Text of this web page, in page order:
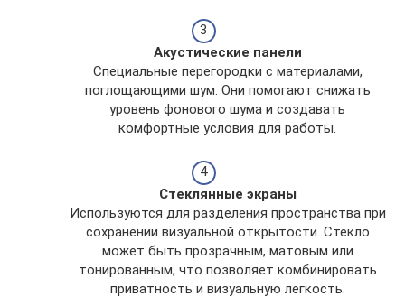
Акустические панели
Специальные перегородки с материалами,
поглощающими шум. Они помогают снижать
уровень фонового шума и создавать
комфортные условия для работы.
Стеклянные экраны
Используются для разделения пространства при
сохранении визуальной открытости. Стекло
может быть прозрачным, матовым или
тонированным, что позволяет комбинировать
приватность и визуальную легкость.